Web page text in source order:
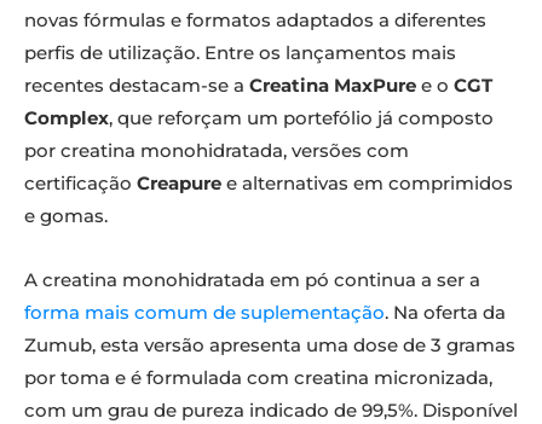
novas fórmulas e formatos adaptados a diferentes
perfis de utilização. Entre os lançamentos mais
recentes destacam-se a Creatina MaxPure e o CGT
Complex, que reforçam um portefólio já composto
por creatina monohidratada, versões com
certificação Creapure e alternativas em comprimidos
e gomas.
A creatina monohidratada em pó continua a ser a
forma mais comum de suplementação. Na oferta da
Zumub, esta versão apresenta uma dose de 3 gramas
por toma e é formulada com creatina micronizada,
com um grau de pureza indicado de 99,5%. Disponível